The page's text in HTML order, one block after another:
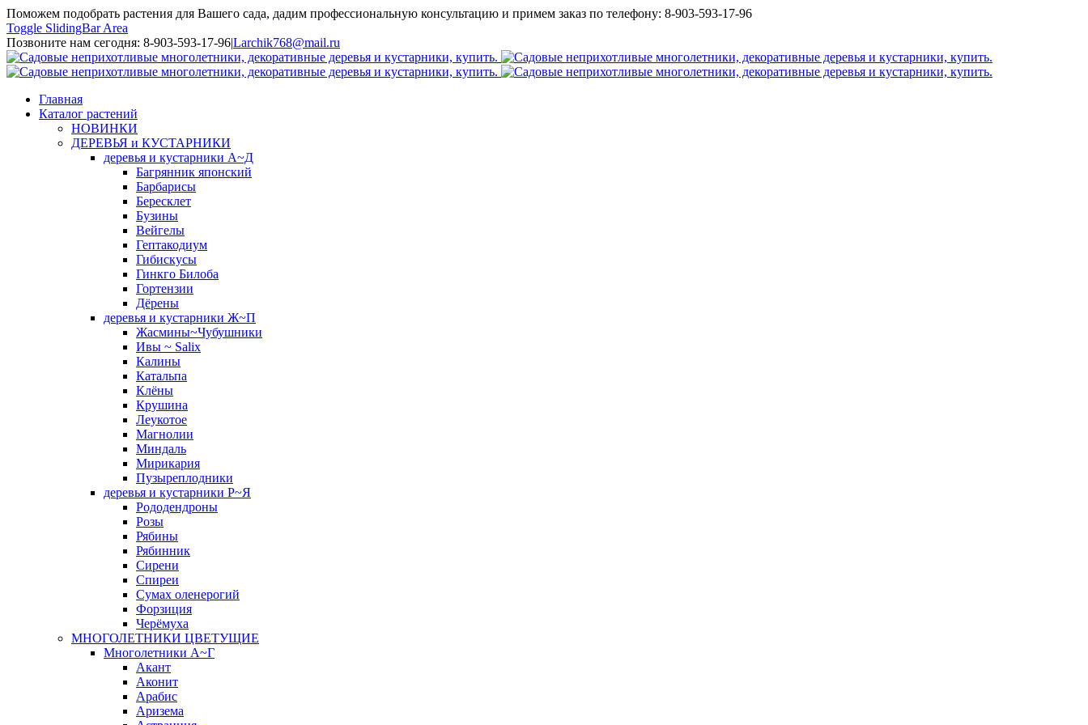
Поможем подобрать растения для Вашего сада, дадим профессиональную консультацию и примем заказ по телефону: 8-903-593-17-96
Toggle SlidingBar Area
Позвоните нам сегодня: 8-903-593-17-96|Larchik768@mail.ru
Главная
Каталог растений
НОВИНКИ
ДЕРЕВЬЯ и КУСТАРНИКИ
деревья и кустарники А~Д
Багрянник японский
Барбарисы
Бересклет
Бузины
Вейгелы
Гептакодиум
Гибискусы
Гинкго Билоба
Гортензии
Дёрены
деревья и кустарники Ж~П
Жасмины~Чубушники
Ивы ~ Salix
Калины
Катальпа
Клёны
Крушина
Леукотое
Магнолии
Миндаль
Мирикария
Пузыреплодники
деревья и кустарники Р~Я
Рододендроны
Розы
Рябины
Рябинник
Сирени
Спиреи
Сумах оленерогий
Форзиция
Черёмуха
МНОГОЛЕТНИКИ ЦВЕТУЩИЕ
Многолетники А~Г
Акант
Аконит
Арабис
Аризема